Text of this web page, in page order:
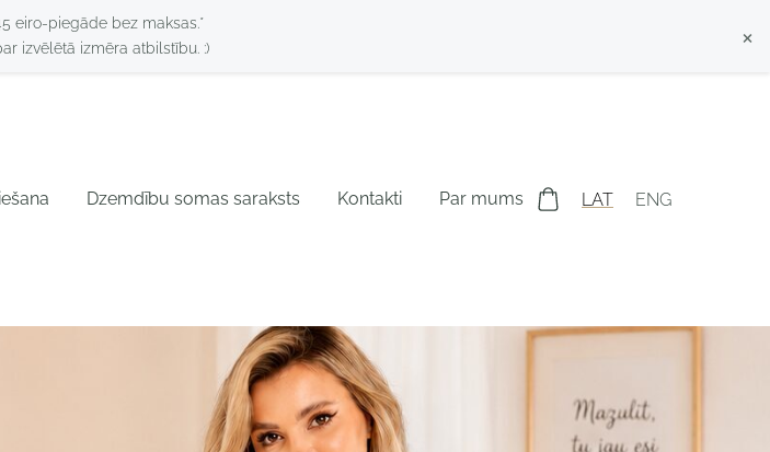
eiro-piegāde bez maksas.*
izvēlētā izmēra atbilstību. :)
×
Dzemdību somas saraksts Kontakti Par mums LAT ENG